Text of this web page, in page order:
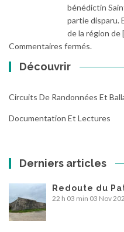
bénédictin
partie disparu.
de la région de
Commentaires fermés.
Découvrir
Circuits De Randonnées Et
Documentation Et Lectures
Derniers articles
Redoute du
22 h 03 min 03 Nov